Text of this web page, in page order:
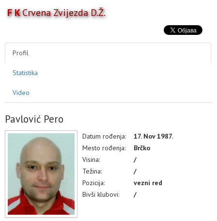
F KCrvena Zvijezda D.Ž.
KLUB
MULTIMEDIJA
Profil
Statistika
Video
Pavlović Pero
Datum rođenja:
17. Nov 1987.
Mesto rođenja:
Brčko
Visina:
/
Težina:
/
Pozicija:
vezni red
Bivši klubovi:
/